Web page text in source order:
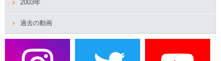
2003年
過去の動画